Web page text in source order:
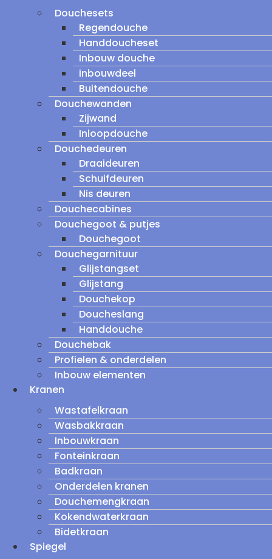
Douchesets
Regendouche
Handdoucheset
Inbouw douche
inbouwdeel
Buitendouche
Douchewanden
Zijwand
Inloopdouche
Douchedeuren
Draaideuren
Schuifdeuren
Nis deuren
Douchecabines
Douchegoot & putjes
Douchegoot
Douchegarnituur
Glijstangset
Glijstang
Douchekop
Doucheslang
Handdouche
Douchebak
Profielen & onderdelen
Inbouw elementen
Kranen
Wastafelkraan
Wasbakkraan
Inbouwkraan
Fonteinkraan
Badkraan
Onderdelen kranen
Douchemengkraan
Kokendwaterkraan
Bidetkraan
Spiegel